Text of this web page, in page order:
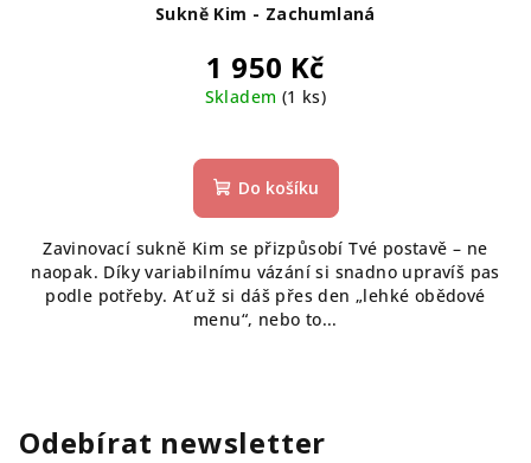
Sukně Kim - Zachumlaná
1 950 Kč
Skladem (1 ks)
Do košíku
Zavinovací sukně Kim se přizpůsobí Tvé postavě – ne
naopak. Díky variabilnímu vázání si snadno upravíš pas
podle potřeby. Ať už si dáš přes den „lehké obědové
menu“, nebo to...
Odebírat newsletter